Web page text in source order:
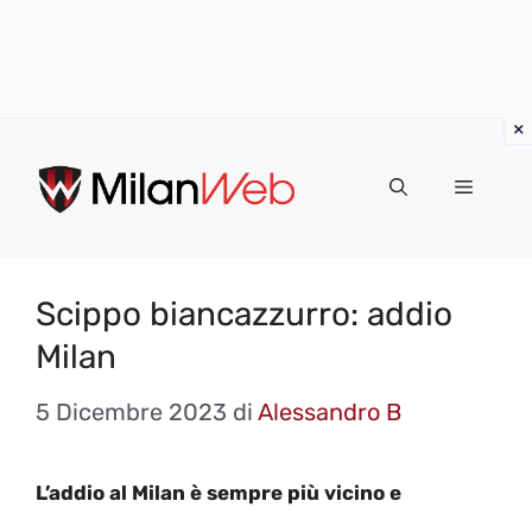
contenuto
MENU
Scippo biancazzurro: addio
Milan
5 Dicembre 2023 di Alessandro B
L’addio al Milan è sempre più vicino e